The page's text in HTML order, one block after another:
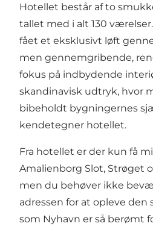
Hotellet består af to
tallet med i alt 130
fået et eksklusivt løft
men gennemgribende,
fokus på indbydende
skandinavisk udtryk, hvor
bibeholdt bygningernes
kendetegner hotellet.
Fra hotellet er der kun få
Amalienborg Slot, Strøget
men du behøver ikke
adressen for at opleve
som Nyhavn er så berømt